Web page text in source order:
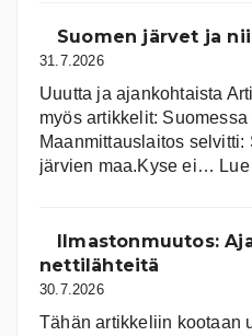
Suomen järvet ja
31.7.2026
Uuutta ja ajankohtaista
myös artikkelit:
Maanmittauslaitos selvitti:
järvien maa.Kyse ei…
Ilmastonmuutos:
nettilähteitä
30.7.2026
Tähän artikkeliin kootaan